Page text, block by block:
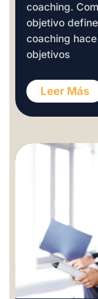
coaching.
objetivo
coaching
objetivos
Leer Más